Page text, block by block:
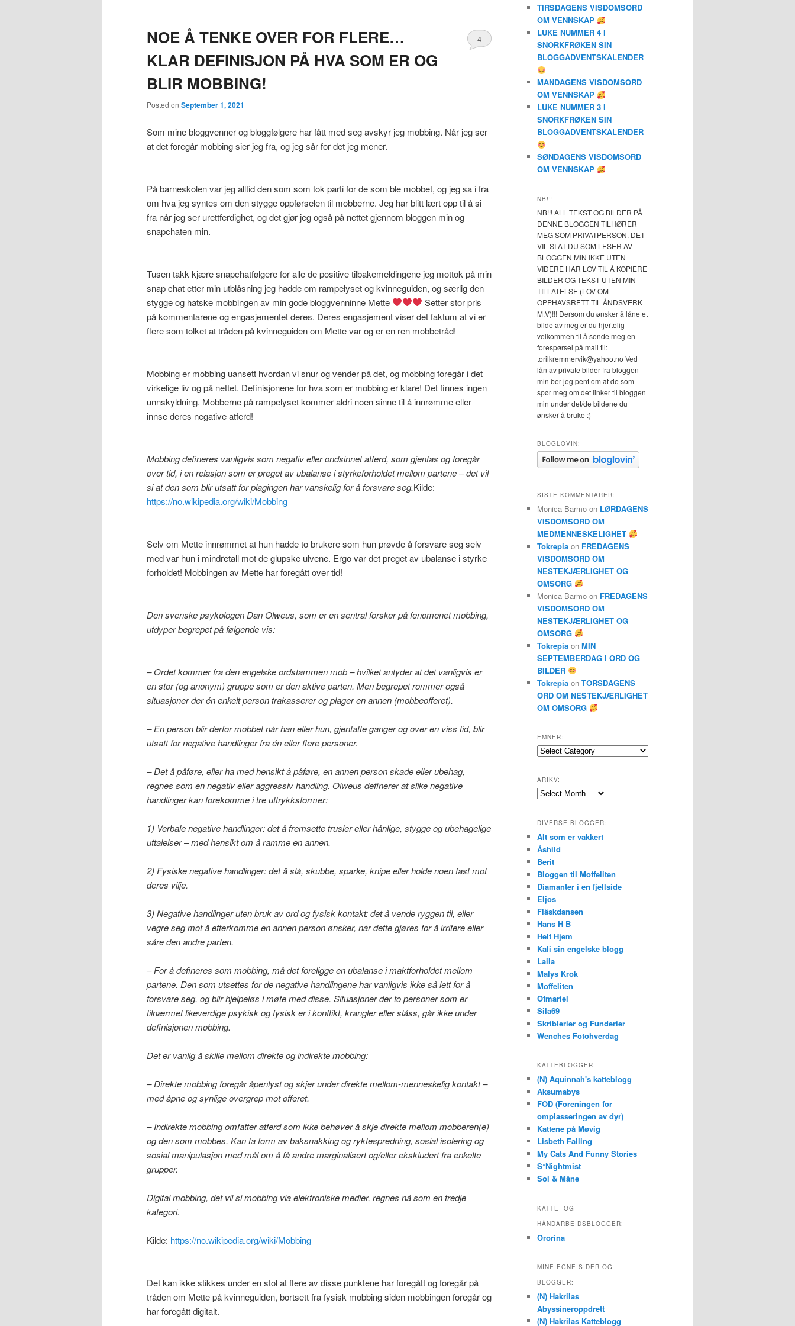
NOE Å TENKE OVER FOR FLERE…
KLAR DEFINISJON PÅ HVA SOM ER OG
BLIR MOBBING!
Posted on September 1, 2021
4
Som mine bloggvenner og bloggfølgere har fått med seg avskyr jeg mobbing. Når jeg ser
at det foregår mobbing sier jeg fra, og jeg sår for det jeg mener.
På barneskolen var jeg alltid den som som tok parti for de som ble mobbet, og jeg sa i fra
om hva jeg syntes om den stygge oppførselen til mobberne. Jeg har blitt lært opp til å si
fra når jeg ser urettferdighet, og det gjør jeg også på nettet gjennom bloggen min og
snapchaten min.
Tusen takk kjære snapchatfølgere for alle de positive tilbakemeldingene jeg mottok på min
snap chat etter min utblåsning jeg hadde om rampelyset og kvinneguiden, og særlig den
stygge og hatske mobbingen av min gode bloggvenninne Mette
Setter stor pris
på kommentarene og engasjementet deres. Deres engasjement viser det faktum at vi er
flere som tolket at tråden på kvinneguiden om Mette var og er en ren mobbetråd!
Mobbing er mobbing uansett hvordan vi snur og vender på det, og mobbing foregår i det
virkelige liv og på nettet. Definisjonene for hva som er mobbing er klare! Det finnes ingen
unnskyldning. Mobberne på rampelyset kommer aldri noen sinne til å innrømme eller
innse deres negative atferd!
Mobbing defineres vanligvis som negativ eller ondsinnet atferd, som gjentas og foregår
over tid, i en relasjon som er preget av ubalanse i styrkeforholdet mellom partene – det vil
si at den som blir utsatt for plagingen har vanskelig for å forsvare seg.Kilde:
https://no.wikipedia.org/wiki/Mobbing
Selv om Mette innrømmet at hun hadde to brukere som hun prøvde å forsvare seg selv
med var hun i mindretall mot de glupske ulvene. Ergo var det preget av ubalanse i styrke
forholdet! Mobbingen av Mette har foregått over tid!
Den svenske psykologen Dan Olweus, som er en sentral forsker på fenomenet mobbing,
utdyper begrepet på følgende vis:
– Ordet kommer fra den engelske ordstammen mob – hvilket antyder at det vanligvis er
en stor (og anonym) gruppe som er den aktive parten. Men begrepet rommer også
situasjoner der én enkelt person trakasserer og plager en annen (mobbeofferet).
– En person blir derfor mobbet når han eller hun, gjentatte ganger og over en viss tid, blir
utsatt for negative handlinger fra én eller flere personer.
– Det å påføre, eller ha med hensikt å påføre, en annen person skade eller ubehag,
regnes som en negativ eller aggressiv handling. Olweus definerer at slike negative
handlinger kan forekomme i tre uttrykksformer:
1) Verbale negative handlinger: det å fremsette trusler eller hånlige, stygge og ubehagelige
uttalelser – med hensikt om å ramme en annen.
2) Fysiske negative handlinger: det å slå, skubbe, sparke, knipe eller holde noen fast mot
deres vilje.
3) Negative handlinger uten bruk av ord og fysisk kontakt: det å vende ryggen til, eller
vegre seg mot å etterkomme en annen person ønsker, når dette gjøres for å irritere eller
såre den andre parten.
– For å defineres som mobbing, må det foreligge en ubalanse i maktforholdet mellom
partene. Den som utsettes for de negative handlingene har vanligvis ikke så lett for å
forsvare seg, og blir hjelpeløs i møte med disse. Situasjoner der to personer som er
tilnærmet likeverdige psykisk og fysisk er i konflikt, krangler eller slåss, går ikke under
definisjonen mobbing.
Det er vanlig å skille mellom direkte og indirekte mobbing:
– Direkte mobbing foregår åpenlyst og skjer under direkte mellom-menneskelig kontakt –
med åpne og synlige overgrep mot offeret.
– Indirekte mobbing omfatter atferd som ikke behøver å skje direkte mellom mobberen(e)
og den som mobbes. Kan ta form av baksnakking og ryktespredning, sosial isolering og
sosial manipulasjon med mål om å få andre marginalisert og/eller ekskludert fra enkelte
grupper.
Digital mobbing, det vil si mobbing via elektroniske medier, regnes nå som en tredje
kategori.
Kilde: https://no.wikipedia.org/wiki/Mobbing
Det kan ikke stikkes under en stol at flere av disse punktene har foregått og foregår på
tråden om Mette på kvinneguiden, bortsett fra fysisk mobbing siden mobbingen foregår og
har foregått digitalt.
TIRSDAGENS VISDOMSORD
OM VENNSKAP
LUKE NUMMER 4 I
SNORKFRØKEN SIN
BLOGGADVENTSKALENDER
MANDAGENS VISDOMSORD
OM VENNSKAP
LUKE NUMMER 3 I
SNORKFRØKEN SIN
BLOGGADVENTSKALENDER
SØNDAGENS VISDOMSORD
OM VENNSKAP
NB!!!
NB!!! ALL TEKST OG BILDER PÅ
DENNE BLOGGEN TILHØRER
MEG SOM PRIVATPERSON. DET
VIL SI AT DU SOM LESER AV
BLOGGEN MIN IKKE UTEN
VIDERE HAR LOV TIL Å KOPIERE
BILDER OG TEKST UTEN MIN
TILLATELSE (LOV OM
OPPHAVSRETT TIL ÅNDSVERK
M.V)!!! Dersom du ønsker å låne et
bilde av meg er du hjertelig
velkommen til å sende meg en
forespørsel på mail til:
torilkremmervik@yahoo.no Ved
lån av private bilder fra bloggen
min ber jeg pent om at de som
spør meg om det linker til bloggen
min under det/de bildene du
ønsker å bruke :)
BLOGLOVIN:
SISTE KOMMENTARER:
Monica Barmo on LØRDAGENS
VISDOMSORD OM
MEDMENNESKELIGHET
Tokrepia on FREDAGENS
VISDOMSORD OM
NESTEKJÆRLIGHET OG
OMSORG
Monica Barmo on FREDAGENS
VISDOMSORD OM
NESTEKJÆRLIGHET OG
OMSORG
Tokrepia on MIN
SEPTEMBERDAG I ORD OG
BILDER
Tokrepia on TORSDAGENS
ORD OM NESTEKJÆRLIGHET
OM OMSORG
EMNER:
Emner:
ARIKV:
Arikv:
DIVERSE BLOGGER:
Alt som er vakkert
Åshild
Berit
Bloggen til Moffeliten
Diamanter i en fjellside
Eljos
Fläskdansen
Hans H B
Helt Hjem
Kali sin engelske blogg
Laila
Malys Krok
Moffeliten
Ofmariel
Sila69
Skriblerier og Funderier
Wenches Fotohverdag
KATTEBLOGGER:
(N) Aquinnah's katteblogg
Aksumabys
FOD (Foreningen for
omplasseringen av dyr)
Kattene på Møvig
Lisbeth Falling
My Cats And Funny Stories
S*Nightmist
Sol & Måne
KATTE- OG
HÅNDARBEIDSBLOGGER:
Ororina
MINE EGNE SIDER OG
BLOGGER:
(N) Hakrilas
Abyssineroppdrett
(N) Hakrilas Katteblogg